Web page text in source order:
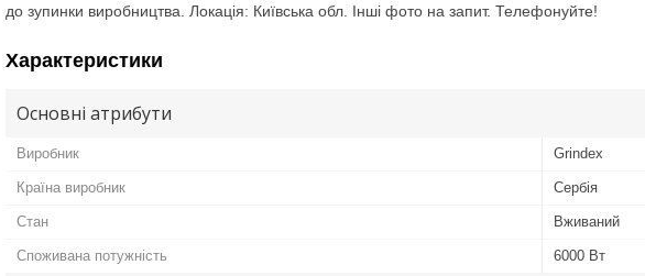
до зупинки виробництва. Локація: Київська обл. Інші фото на запит. Телефонуйте!
Характеристики
Основні атрибути
Виробник Grindex
Країна виробник Сербія
Стан Вживаний
Споживана потужність 6000 Вт